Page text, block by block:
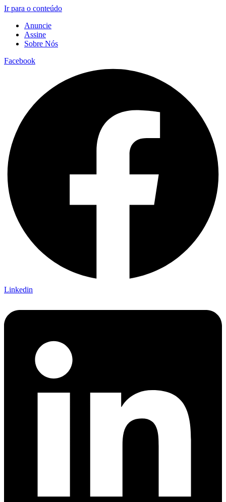
Ir para o conteúdo
Anuncie
Assine
Sobre Nós
Facebook
Linkedin